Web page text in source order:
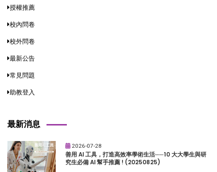
授權推薦
校內問卷
校外問卷
最新公告
常見問題
助教登入
最新消息
2026-07-28
善用 AI 工具，打造高效率學術生活──10 大大學生與研
究生必備 AI 幫手推薦 ! (20250825)